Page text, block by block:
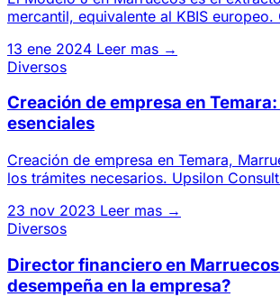
mercantil, equivalente al KBIS
13 ene 2024 Leer mas →
Diversos
Creación de empresa en
esenciales
Creación de empresa en Temara,
los trámites necesarios. Upsilon
23 nov 2023 Leer mas →
Diversos
Director financiero en
desempeña en la empresa?